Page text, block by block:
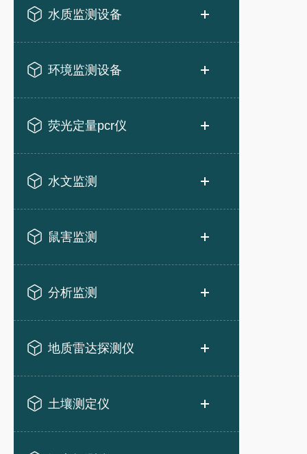
水质监测设备
环境监测设备
荧光定量pcr仪
水文监测
鼠害监测
分析监测
地质雷达探测仪
土壤测定仪